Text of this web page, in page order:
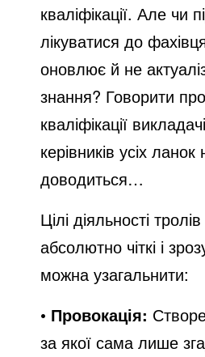
кваліфікації. Але чи
лікуватися до
оновлює й не
знання? Говорити
кваліфікації
керівників усіх ланок
доводиться…
Цілі діяльності
абсолютно чіткі і
можна узагальнити:
• Провокація:
за якої сама лише